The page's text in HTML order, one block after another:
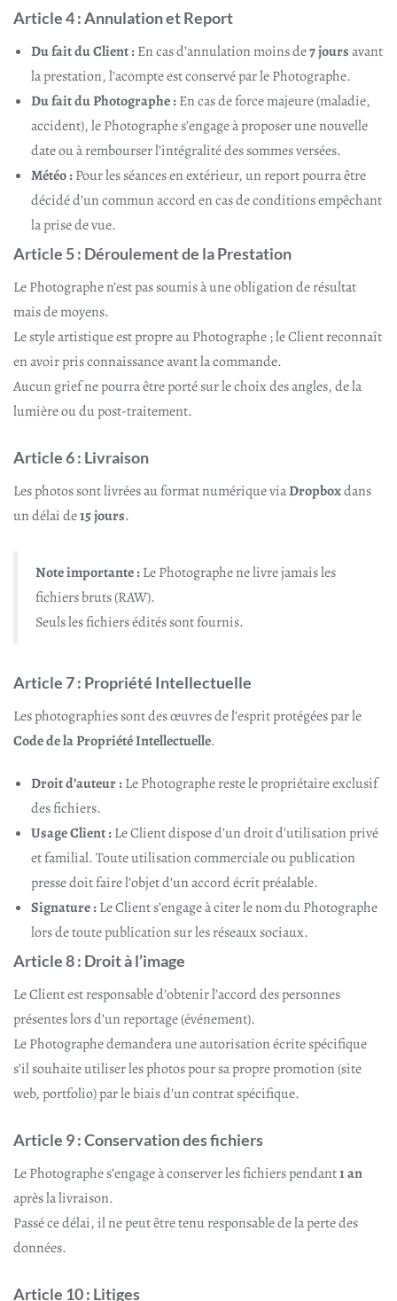
Article 4 : Annulation et Report
Du fait du Client :En cas d’annulation moins de7 joursavant
la prestation, l’acompte est conservé par le Photographe.
Du fait du Photographe :En cas de force majeure (maladie,
accident), le Photographe s’engage à proposer une nouvelle
date ou à rembourser l’intégralité des sommes versées.
Météo :Pour les séances en extérieur, un report pourra être
décidé d’un commun accord en cas de conditions empêchant
la prise de vue.
Article 5 : Déroulement de la Prestation
Le Photographe n’est pas soumis à une obligation de résultat
mais de moyens.
Le style artistique est propre au Photographe ; le Client reconnaît
en avoir pris connaissance avant la commande.
Aucun grief ne pourra être porté sur le choix des angles, de la
lumière ou du post-traitement.
Article 6 : Livraison
Les photos sont livrées au format numérique viaDropboxdans
un délai de15 jours.
Note importante :Le Photographe ne livre jamais les
fichiers bruts (RAW).
Seuls les fichiers édités sont fournis.
Article 7 : Propriété Intellectuelle
Les photographies sont des œuvres de l’esprit protégées par le
Code de la Propriété Intellectuelle.
Droit d’auteur :Le Photographe reste le propriétaire exclusif
des fichiers.
Usage Client :Le Client dispose d’un droit d’utilisation privé
et familial. Toute utilisation commerciale ou publication
presse doit faire l’objet d’un accord écrit préalable.
Signature :Le Client s’engage à citer le nom du Photographe
lors de toute publication sur les réseaux sociaux.
Article 8 : Droit à l’image
Le Client est responsable d’obtenir l’accord des personnes
présentes lors d’un reportage (événement).
Le Photographe demandera une autorisation écrite spécifique
s’il souhaite utiliser les photos pour sa propre promotion (site
web, portfolio) par le biais d’un contrat spécifique.
Article 9 : Conservation des fichiers
Le Photographe s’engage à conserver les fichiers pendant1 an
après la livraison.
Passé ce délai, il ne peut être tenu responsable de la perte des
données.
Article 10 : Litiges